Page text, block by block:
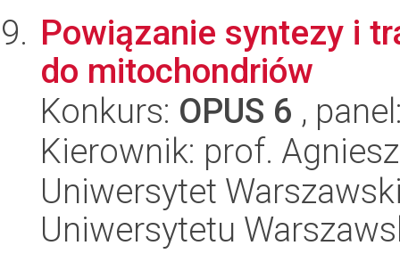
Powiązanie syntezy i
do mitochondriów
Konkurs: OPUS 6 ,
Kierownik: prof.
Uniwersytet
Uniwersytetu